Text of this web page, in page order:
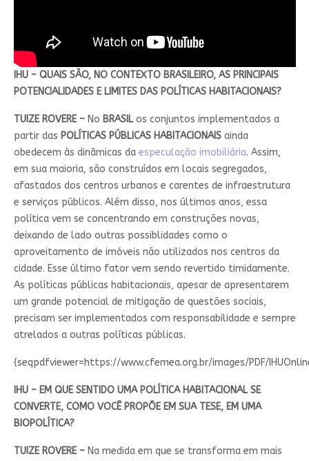
IHU – QUAIS SÃO, NO CONTEXTO BRASILEIRO, AS PRINCIPAIS
POTENCIALIDADES E LIMITES DAS POLÍTICAS HABITACIONAIS?
TUIZE ROVERE –No BRASILos conjuntos implementados a
partir das POLÍTICAS PÚBLICAS HABITACIONAISainda
obedecem às dinâmicas da especulação imobiliária. Assim,
em sua maioria, são construídos em locais segregados,
afastados dos centros urbanos e carentes de infraestrutura
e serviços públicos. Além disso, nos últimos anos, essa
política vem se concentrando em construções novas,
deixando de lado outras possiblidades como o
aproveitamento de imóveis não utilizados nos centros da
cidade. Esse último fator vem sendo revertido timidamente.
As políticas públicas habitacionais, apesar de apresentarem
um grande potencial de mitigação de questões sociais,
precisam ser implementados com responsabilidade e sempre
atrelados a outras políticas públicas.
{seqpdfviewer=https://www.cfemea.org.br/images/PDF/
IHU – EM QUE SENTIDO UMA POLÍTICA HABITACIONAL SE
CONVERTE, COMO VOCÊ PROPÕE EM SUA TESE, EM UMA
BIOPOLÍTICA?
TUIZE ROVERE –Na medida em que se transforma em mais